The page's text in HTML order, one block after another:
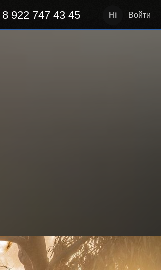
8 922 747 43 45 Войти